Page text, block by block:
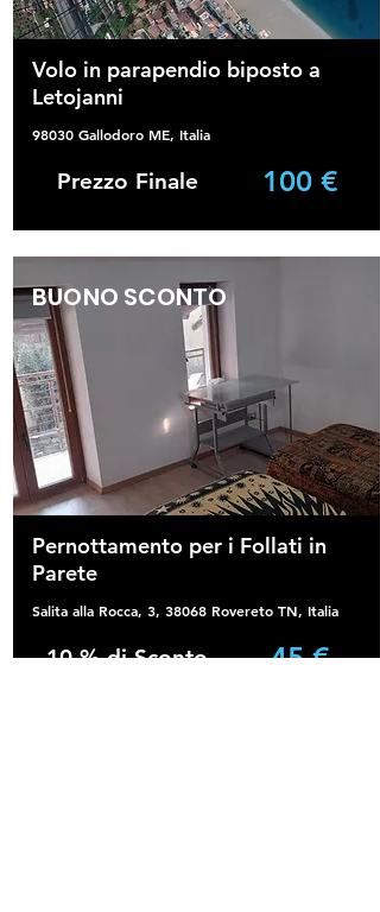
Volo in parapendio biposto a
Letojanni
98030 Gallodoro ME, Italia
Prezzo Finale 100 €
Pernottamento per i Follati in
Parete
Salita alla Rocca, 3, 38068 Rovereto TN, Italia
10 % di Sconto 45 €
BUONO SCONTO